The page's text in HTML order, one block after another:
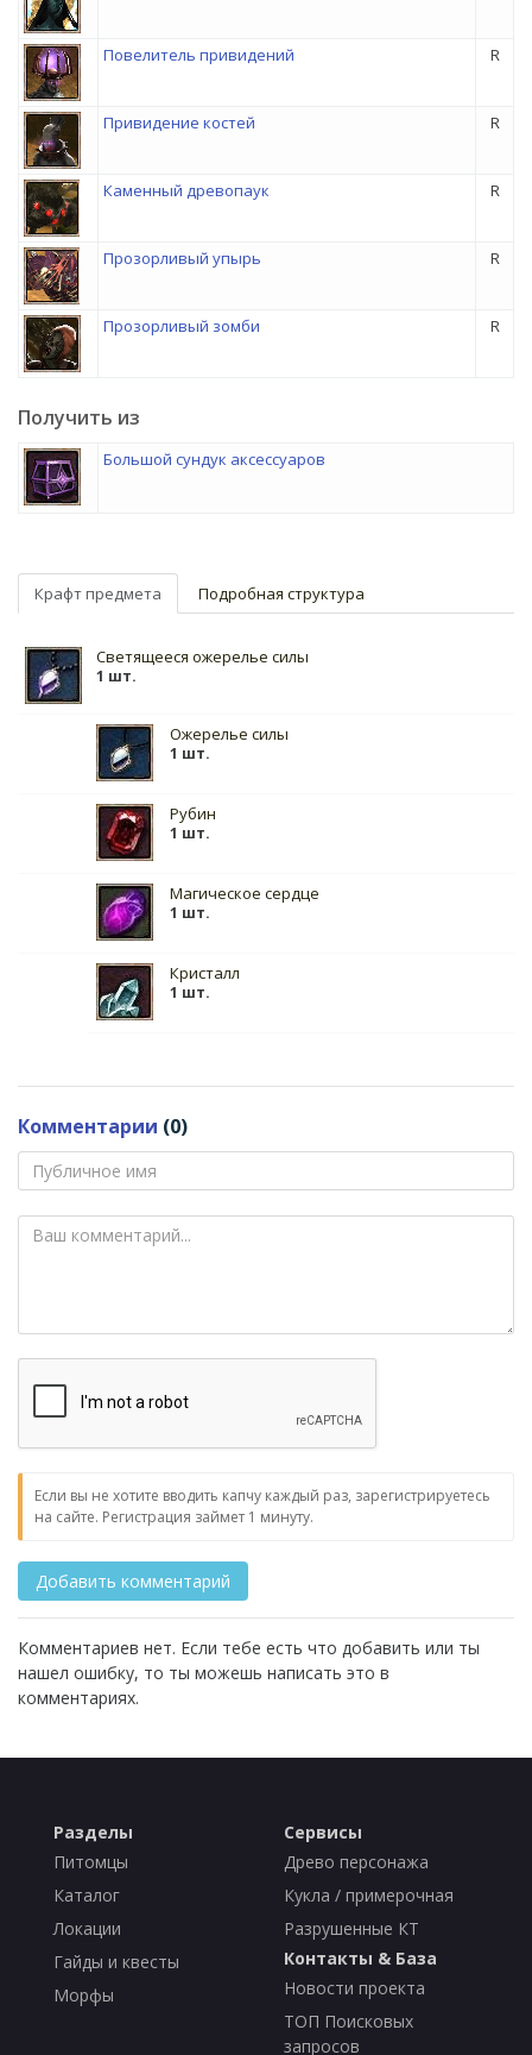
Повелитель привидений R
Привидение костей R
Каменный древопаук R
Прозорливый упырь R
Прозорливый зомби R
Получить из
Большой сундук аксессуаров
Крафт предмета Подробная структура
Светящееся ожерелье силы
1 шт.
Ожерелье силы
1 шт.
Рубин
1 шт.
Магическое сердце
1 шт.
Кристалл
1 шт.
Комментарии (0)
Если вы не хотите вводить капчу каждый раз, зарегистрируетесь
на сайте. Регистрация займет 1 минуту.
Комментариев нет. Если тебе есть что добавить или ты
нашел ошибку, то ты можешь написать это в
комментариях.
Разделы
Питомцы
Каталог
Локации
Гайды и квесты
Морфы
Сервисы
Древо персонажа
Кукла / примерочная
Разрушенные КТ
Контакты & База
Новости проекта
ТОП Поисковых
запросов